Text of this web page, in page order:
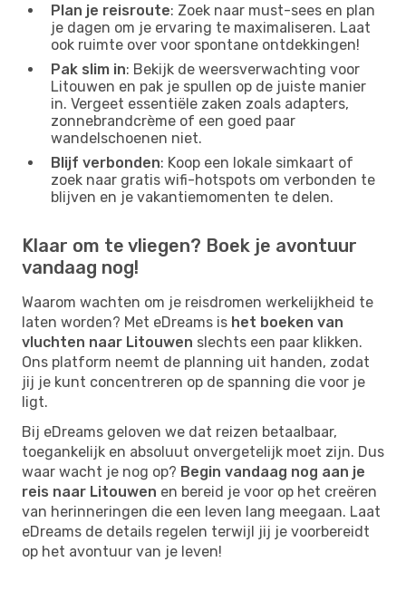
Plan je reisroute: Zoek naar must-sees en plan
je dagen om je ervaring te maximaliseren. Laat
ook ruimte over voor spontane ontdekkingen!
Pak slim in: Bekijk de weersverwachting voor
Litouwen en pak je spullen op de juiste manier
in. Vergeet essentiële zaken zoals adapters,
zonnebrandcrème of een goed paar
wandelschoenen niet.
Blijf verbonden: Koop een lokale simkaart of
zoek naar gratis wifi-hotspots om verbonden te
blijven en je vakantiemomenten te delen.
Klaar om te vliegen? Boek je avontuur
vandaag nog!
Waarom wachten om je reisdromen werkelijkheid te
laten worden? Met eDreams is het boeken van
vluchten naar Litouwen slechts een paar klikken.
Ons platform neemt de planning uit handen, zodat
jij je kunt concentreren op de spanning die voor je
ligt.
Bij eDreams geloven we dat reizen betaalbaar,
toegankelijk en absoluut onvergetelijk moet zijn. Dus
waar wacht je nog op? Begin vandaag nog aan je
reis naar Litouwen en bereid je voor op het creëren
van herinneringen die een leven lang meegaan. Laat
eDreams de details regelen terwijl jij je voorbereidt
op het avontuur van je leven!